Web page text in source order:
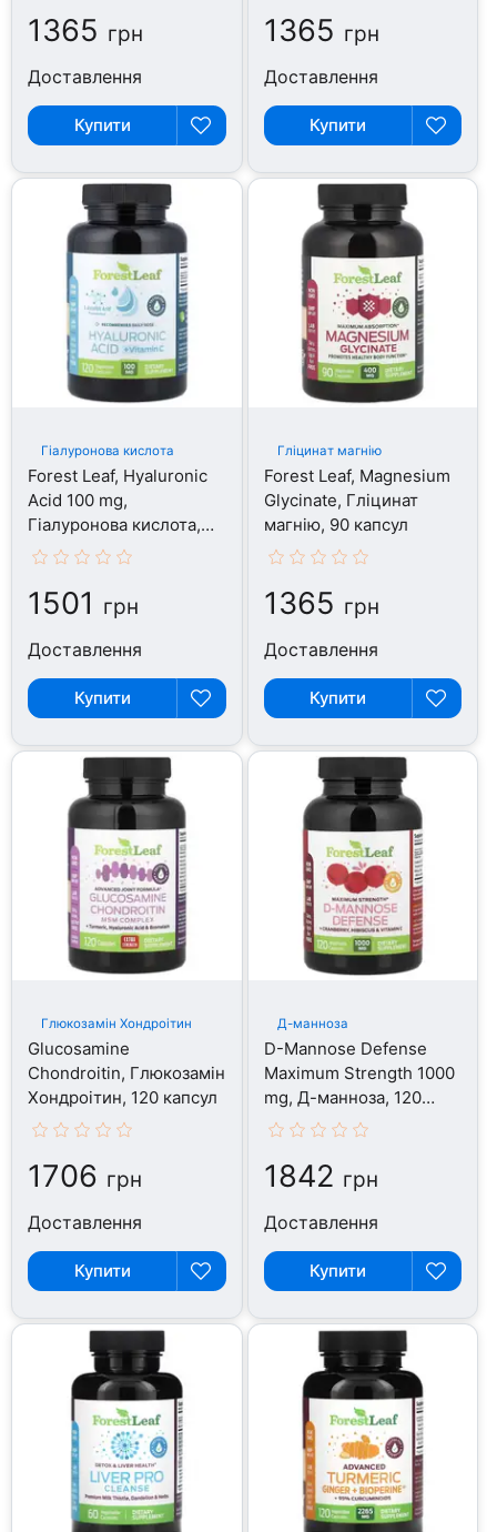
1365 грн
Доставлення
Купити
1365 грн
Доставлення
Купити
Гіалуронова кислота
Forest Leaf, Hyaluronic
Acid 100 mg,
Гіалуронова кислота,
120 капсул
1501 грн
Доставлення
Купити
Гліцинат магнію
Forest Leaf, Magnesium
Glycinate, Гліцинат
магнію, 90 капсул
1365 грн
Доставлення
Купити
Глюкозамін Хондроітин
Glucosamine
Chondroitin, Глюкозамін
Хондроітин, 120 капсул
1706 грн
Доставлення
Купити
Д-манноза
D-Mannose Defense
Maximum Strength 1000
mg, Д-манноза, 120
капсул
1842 грн
Доставлення
Купити